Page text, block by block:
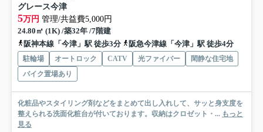
グレース今津
5万円 管理/共益費5,000円
24.80㎡ (1K) /築32年 /7階建
阪神本線「今津」駅 徒歩3分
阪急今津線「今津」駅 徒歩4分
駐輪場 オートロック CATV 光ファイバー
閑静な住宅地
バイク置場あり
化粧品やスタイリング剤などをまとめて出し入れして、サッと身支度を
整えられる洗面化粧台が付いております。収納はクロゼット・... もっと
見る